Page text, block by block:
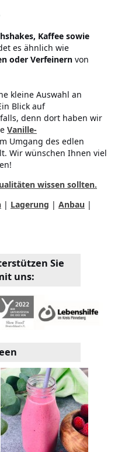
Kaffee sowie
es ähnlich wie
oder Verfeinern von
kleine Auswahl an
Blick auf
denn dort haben wir
Vanille-
Umgang des edlen
Wir wünschen Ihnen viel
wissen sollten.
| Lagerung | Anbau |
Sie
uns: